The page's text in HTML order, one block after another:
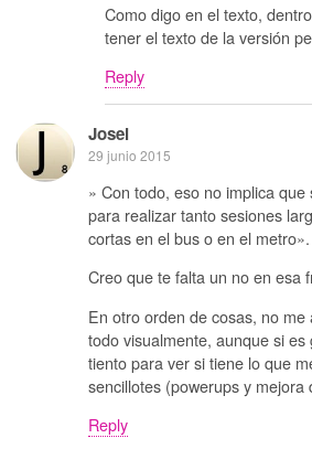
Como digo en el texto,
tener el texto de la versión
Reply
Josei
29 junio 2015
» Con todo, eso no implica
para realizar tanto sesiones
cortas en el bus o en el metro».
Creo que te falta un no en esa
En otro orden de cosas, no
todo visualmente, aunque si
tiento para ver si tiene lo que
sencillotes (powerups y mejora
Reply